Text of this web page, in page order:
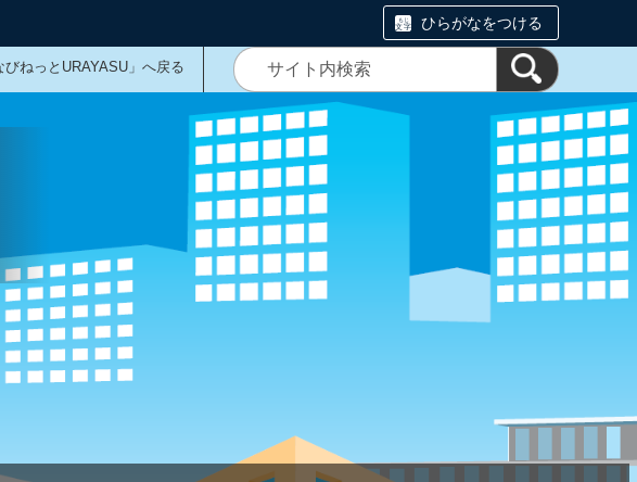
ひらがなをつける
ねっとURAYASU」へ戻る